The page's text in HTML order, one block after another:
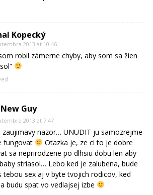
Kopecký
2013 at 10:46
robil zámerne chyby, aby som sa žien
Guy
2013 at 7:47
zaujimavy nazor… UNUDIT ju samozrejme
fungovat
Otazka je, ze ci to je dobre
sa neprirodzene po dlhsiu dobu len aby
striasol… Lebo ked je zalubena, bude
tebou sex aj v byte tvojich rodicov, ked
budu spat vo vedlajsej izbe